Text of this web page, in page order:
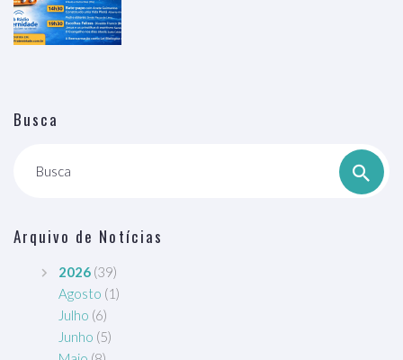
Busca
Busca
Arquivo de Notícias
2026 (39)
Agosto (1)
Julho (6)
Junho (5)